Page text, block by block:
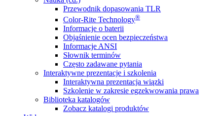
Przewodnik dopasowania TLR
Color-Rite Technology®
Informacje o baterii
Objaśnienie ocen bezpieczeństwa
Informacje ANSI
Słownik terminów
Często zadawane pytania
Interaktywne prezentacje i szkolenia
Interaktywna prezentacja wiązki
Szkolenie w zakresie egzekwowania prawa
Biblioteka katalogów
Zobacz katalogi produktów